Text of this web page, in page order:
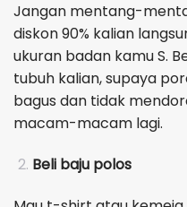
Jangan mentang-
diskon 90% kalian
ukuran badan kamu S.
tubuh kalian, supaya
bagus dan tidak
macam-macam lagi.
Beli baju polos